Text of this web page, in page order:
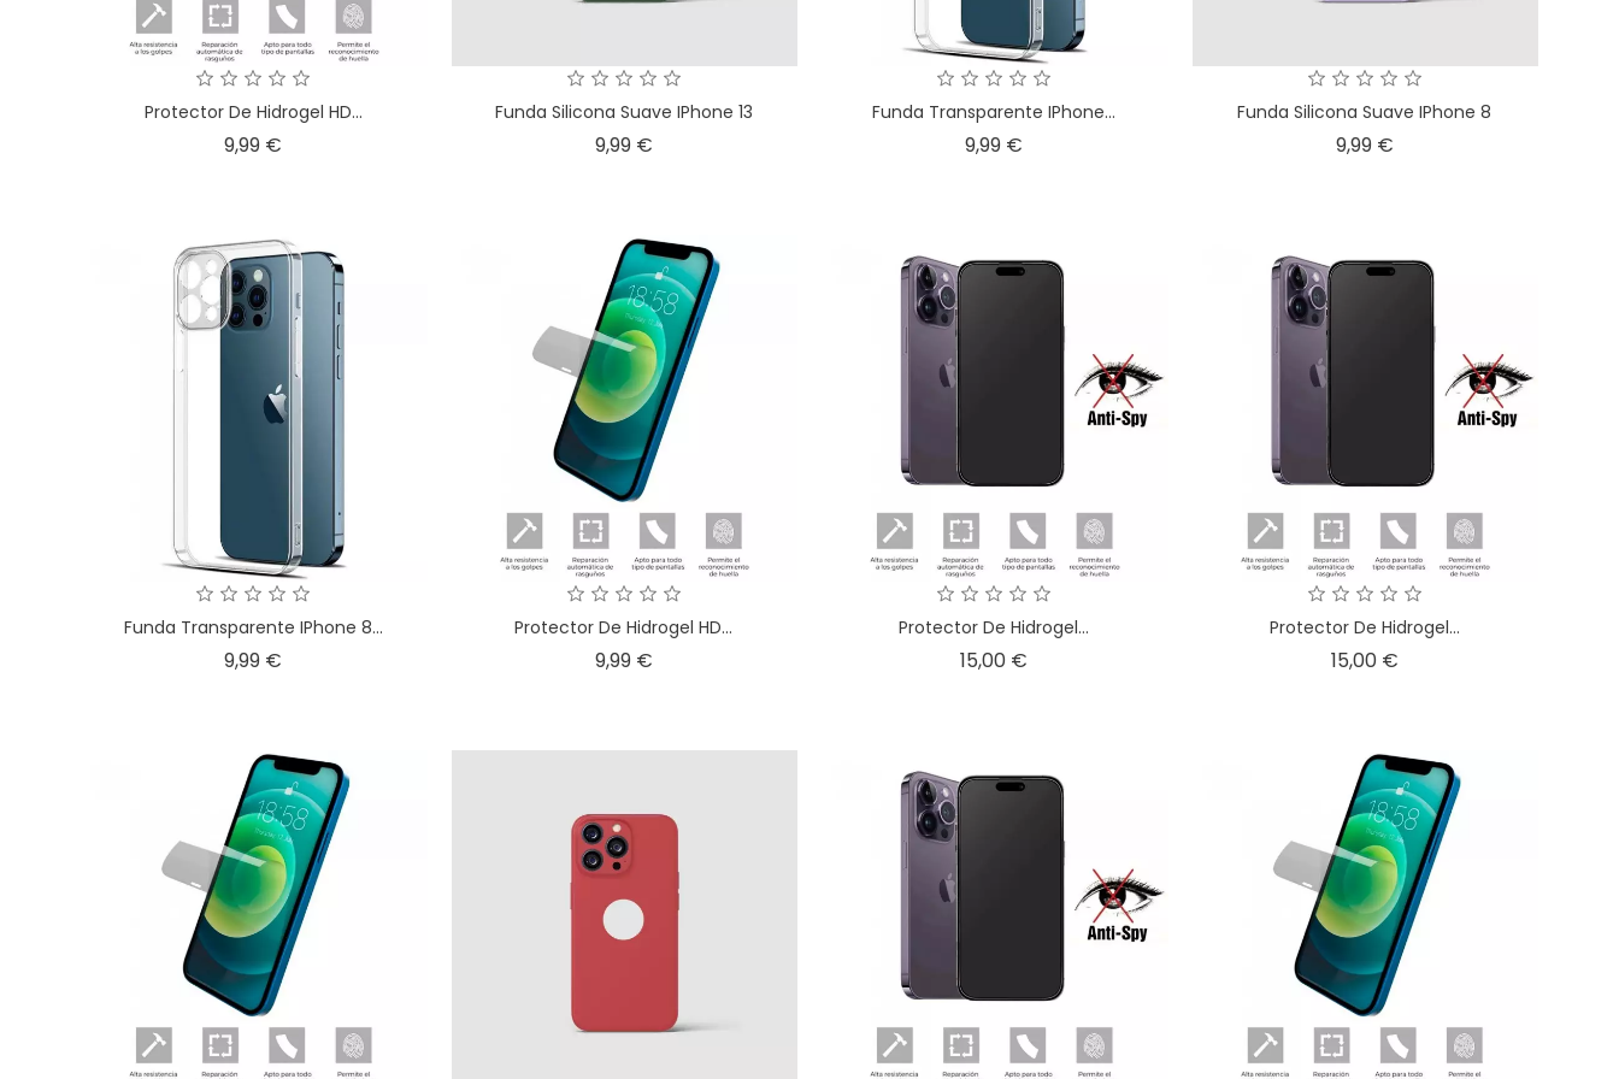
Protector De Hidrogel HD...
9,99 €
Funda Silicona Suave IPhone 13
9,99 €Precio
Funda Transparente IPhone...
9,99 €
Funda Silicona Suave IPhone 8
9,99 €Precio
Funda Transparente IPhone 8...
9,99 €
Protector De Hidrogel HD...
9,99 €Precio
Protector De Hidrogel...
15,00 €
Protector De Hidrogel...
15,00 €Precio